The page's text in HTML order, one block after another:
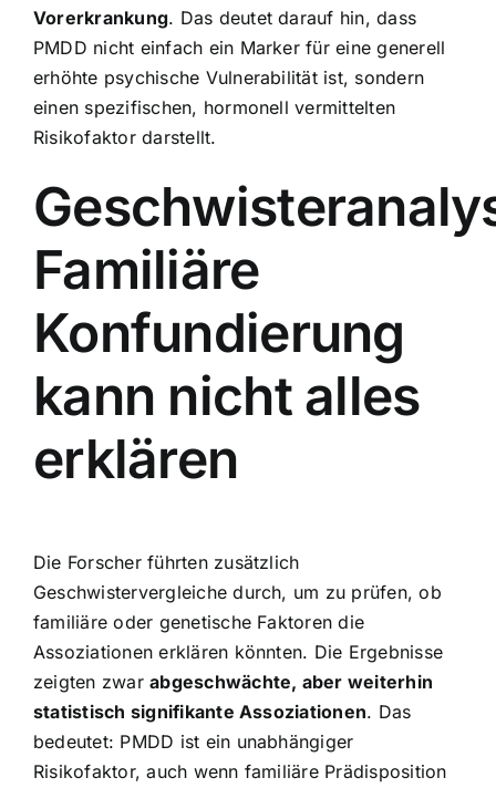
Vorerkrankung. Das deutet darauf hin, dass
PMDD nicht einfach ein Marker für eine generell
erhöhte psychische Vulnerabilität ist, sondern
einen spezifischen, hormonell vermittelten
Risikofaktor darstellt.
Familiäre
Konfundierung
kann nicht alles
erklären
Die Forscher führten zusätzlich
Geschwistervergleiche durch, um zu prüfen, ob
familiäre oder genetische Faktoren die
Assoziationen erklären könnten. Die Ergebnisse
zeigten zwarabgeschwächte, aber weiterhin
statistisch signifikante Assoziationen. Das
bedeutet: PMDD ist ein unabhängiger
Risikofaktor, auch wenn familiäre Prädisposition